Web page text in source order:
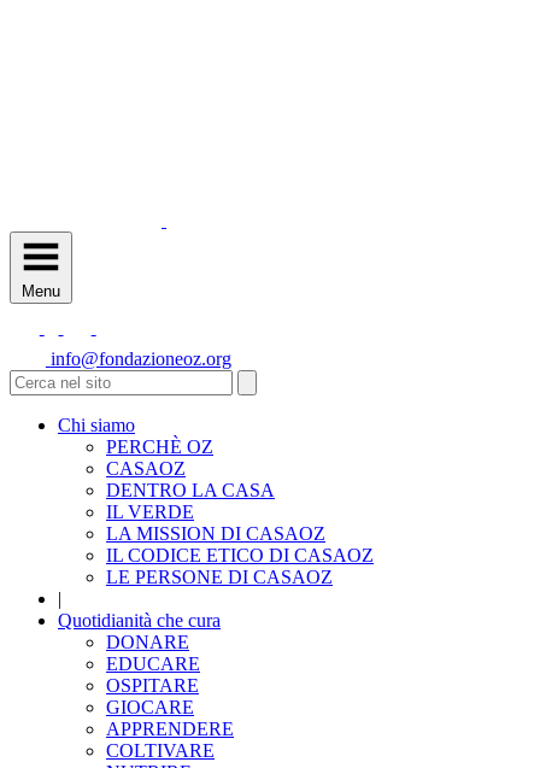
Menu
info@fondazioneoz.org
Chi siamo
PERCHÈ OZ
CASAOZ
DENTRO LA CASA
IL VERDE
LA MISSION DI CASAOZ
IL CODICE ETICO DI CASAOZ
LE PERSONE DI CASAOZ
|
Quotidianità che cura
DONARE
EDUCARE
OSPITARE
GIOCARE
APPRENDERE
COLTIVARE